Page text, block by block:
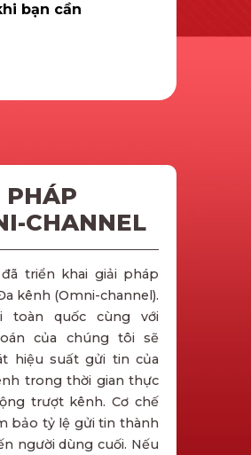
bạn cần
PHÁP
CHANNEL
đã triển khai giải pháp
kênh (Omni-channel).
toàn quốc cùng với
của chúng tôi sẽ
hiệu suất gửi tin của
trong thời gian thực
trượt kênh. Cơ chế
bảo tỷ lệ gửi tin thành
người dùng cuối. Nếu